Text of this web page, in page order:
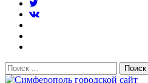
Поиск: